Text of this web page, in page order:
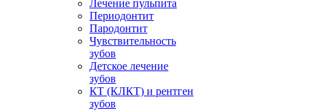
Лечение пульпита
Периодонтит
Пародонтит
Чувствительность
зубов
Детское лечение
зубов
КТ (КЛКТ) и рентген
зубов